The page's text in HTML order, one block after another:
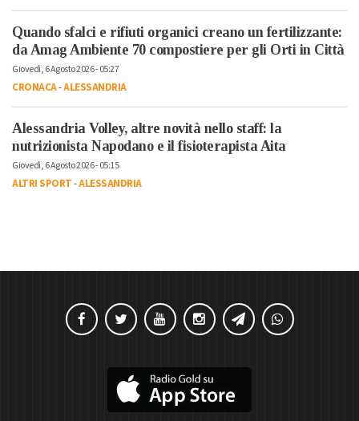
Quando sfalci e rifiuti organici creano un fertilizzante:
da Amag Ambiente 70 compostiere per gli Orti in Città
Giovedì, 6 Agosto 2026 - 05:27
CRONACA-ALESSANDRIA
Alessandria Volley, altre novità nello staff: la
nutrizionista Napodano e il fisioterapista Aita
Giovedì, 6 Agosto 2026 - 05:15
ALTRI SPORT-ALESSANDRIA